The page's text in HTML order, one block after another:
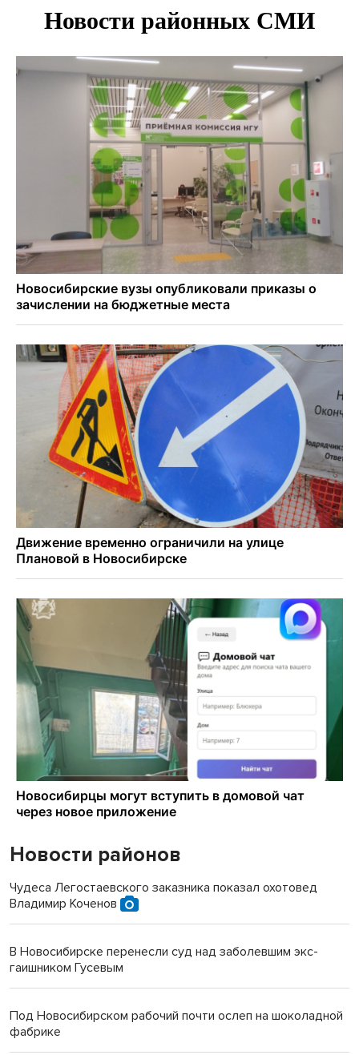
Новости районов
Чудеса Легостаевского заказника показал охотовед
Владимир Коченов
В Новосибирске перенесли суд над заболевшим экс-
гаишником Гусевым
Под Новосибирском рабочий почти ослеп на шоколадной
фабрике